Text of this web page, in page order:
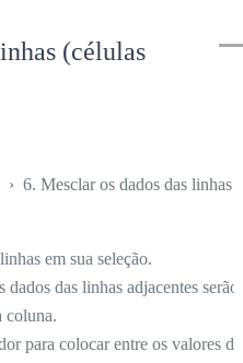
(células
› 6. Mesclar os dados das linhas
em sua seleção.
das linhas adjacentes serão
coluna.
para colocar entre os valores